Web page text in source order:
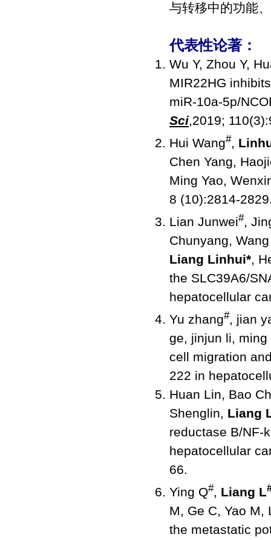
与转移中的功能
代表性论著：
Wu Y, Zhou Y,
MIR22HG
miR-10a-5p/
Sci,2019;
Hui Wang#,
Chen Yang,
Ming Yao,
8 (10):2814-
Lian Junwei#,
Chunyang,
Liang Linhui*,
the SLC39A6/
hepatocellular
Yu zhang#, jian
ge, jinjun li,
cell migration
222 in
Huan Lin, Bao
Shenglin, Liang
reductase B/NF-
hepatocellular
66.
Ying Q#, Liang L
M, Ge C, Yao M,
the metastatic